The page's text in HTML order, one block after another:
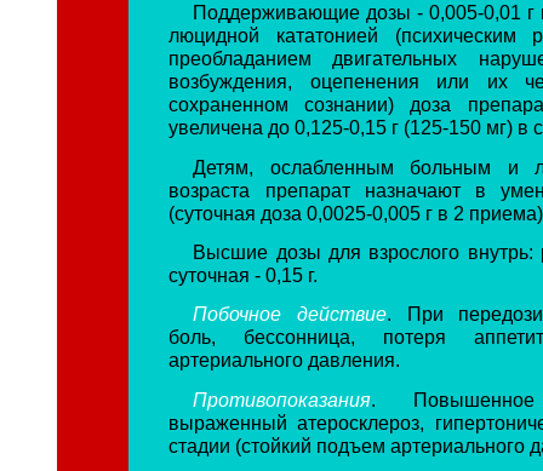
Поддерживающие дозы - 0,005-0,01
люцидной кататонией (психическим
преобладанием двигательных
возбуждения, оцепенения или их
сохраненном сознании) доза
увеличена до 0,125-0,15 г (125-150 мг) в
Детям, ослабленным больным и
возраста препарат назначают в
(суточная доза 0,0025-0,005 г в 2
Высшие дозы для взрослого внутрь:
суточная - 0,15 г.
Побочное действие. При
боль, бессонница, потеря
артериального давления.
Противопоказания. Повышенное
выраженный атеросклероз,
стадии (стойкий подъем артериального